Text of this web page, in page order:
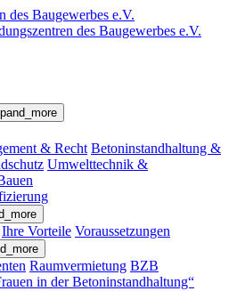
& Recht Betoninstandhaltung &
Umwelttechnik &
Ihre Vorteile Voraussetzungen
Raumvermietung BZB
in der Betoninstandhaltung“